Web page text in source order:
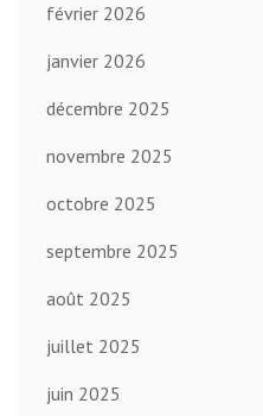
février 2026
janvier 2026
décembre 2025
novembre 2025
octobre 2025
septembre 2025
août 2025
juillet 2025
juin 2025